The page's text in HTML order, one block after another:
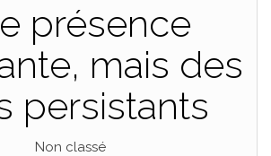
présence
mais des
persistants
Non classé